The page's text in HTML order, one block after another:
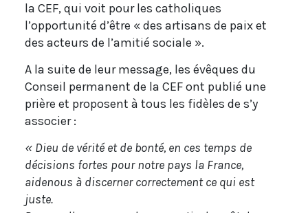
la CEF, qui voit pour les catholiques
l’opportunité d’être « des artisans de paix et
des acteurs de l’amitié sociale ».
A la suite de leur message, les évêques du
Conseil permanent de la CEF ont publié une
prière et proposent à tous les fidèles de s’y
associer :
« Dieu de vérité et de bonté, en ces temps de
décisions fortes pour notre pays la France,
aidenous à discerner correctement ce qui est
juste.